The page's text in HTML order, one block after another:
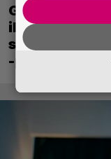
Ghost Recon
ilmaiseksi
sekä
-päivitys